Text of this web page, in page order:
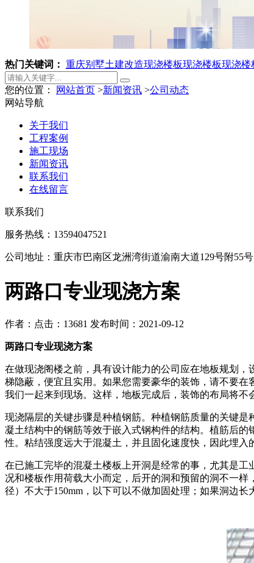
热门关键词： 重庆别墅土建改造现浇楼板现浇楼板现浇楼
您的位置： 网站首页 >新闻资讯 >公司动态
两路口专业现浇方案
作者： 点击：13681 发布时间：2021-09-12
两路口专业现浇方案
在做现浇阁楼之前，具有设计能力的公司应在地板规划
梯隐蔽，便宜且实用。如果您需要豪华的装饰，请不要
我们一起来到现场。这样，地板完成后，装饰的布局将不
现浇隔层的关键步骤是种植钢筋。种植钢筋质量的关键
凝土结构中的钢筋等效于嵌入式钢构件的结构。植筋后
性。粘结强度远大于混凝土，并且固化速度快，因此埋入
在已施工完毕的混凝土楼板上开洞是经常的事，尤其是
况和楼板作用荷载大小而定，后开的洞和预留的洞不一
径）不大于150mm，以下可以不做加固处理；如果洞边长
网站导航
关于我们
工程案例
施工现场
新闻资讯
联系我们
在线留言
联系我们
服务热线：13594047521
公司地址：重庆市巴南区龙洲湾街道渝南大道129号附55号